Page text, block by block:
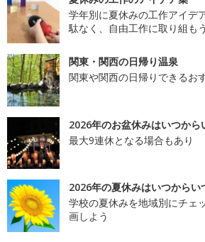
学年別に夏休みの工作アイデ
駄なく、自由工作に取り組も
関東・関西の日帰り温泉
関東や関西の日帰りできるお
2026年のお盆休みはいつから
最大9連休となる場合もあり
2026年の夏休みはいつからい
学校の夏休みを地域別にチェ
画しよう